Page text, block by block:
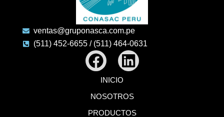
ventas@gruponasca.com.pe
(511) 452-6655 / (511) 464-0631
Facebook
Linkedin
INICIO
NOSOTROS
PRODUCTOS